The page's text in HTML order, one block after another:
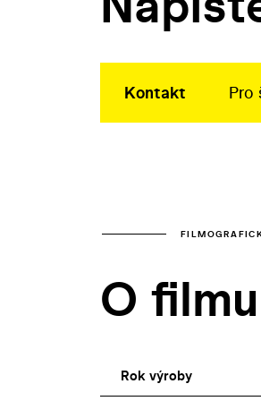
Kontakt Pro
O filmu
Rok výroby